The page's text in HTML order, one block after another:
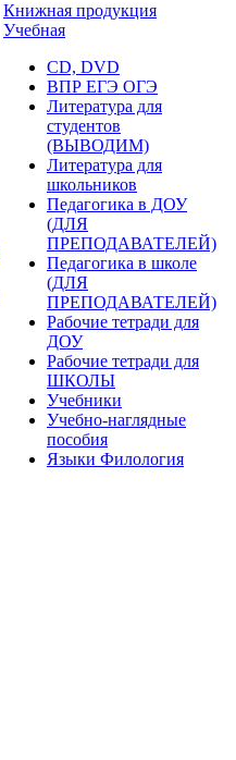
Книжная продукция
Учебная
CD, DVD
ВПР ЕГЭ ОГЭ
Литература для
студентов
(ВЫВОДИМ)
Литература для
школьников
Педагогика в ДОУ
(ДЛЯ
ПРЕПОДАВАТЕЛЕЙ)
Педагогика в школе
(ДЛЯ
ПРЕПОДАВАТЕЛЕЙ)
Рабочие тетради для
ДОУ
Рабочие тетради для
ШКОЛЫ
Учебники
Учебно-наглядные
пособия
Языки Филология